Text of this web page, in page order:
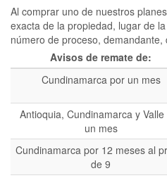
Al comprar uno de nuestros
exacta de la propiedad, lugar de
número de proceso,
Avisos de remate de:
Cundinamarca por un mes
Antioquia, Cundinamarca y
un mes
Cundinamarca por 12 meses al
de 9